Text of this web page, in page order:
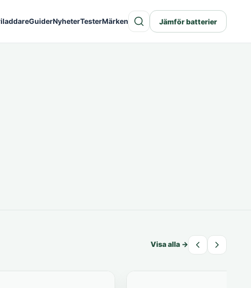
GuiderNyheterTesterMärken Jämför batterier
Visa alla →